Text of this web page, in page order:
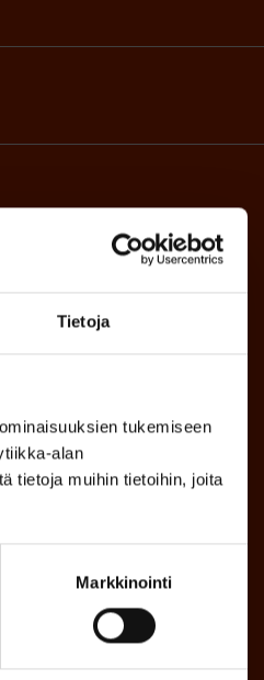
Tietoja
tukemiseen
alan
tietoja muihin tietoihin, joita
Markkinointi
EDUSTAJA